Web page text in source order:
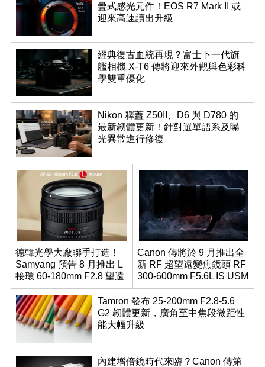
疊式感光元件！EOS R7 Mark II 或
迎來高速讀出升級
經典復古血統再現？富士下一代旗
艦相機 X-T6 傳將迎來外觀與色彩科
學雙重優化
Nikon 釋蓋 Z50II、D6 與 D780 的
最新韌體更新！針對選單語系及曝
光異常進行修復
德韓光學大廠聯手打造！
Samyang 預告 8 月推出 L
接環 60-180mm F2.8 望遠
變焦鏡
Canon 傳將於 9 月推出全
新 RF 超望遠變焦鏡頭 RF
300-600mm F5.6L IS USM
Tamron 發布 25-200mm F2.8-5.6
G2 韌體更新，廣角至中焦段微距性
能大幅升級
內建增倍鏡時代來臨？Canon 傳第